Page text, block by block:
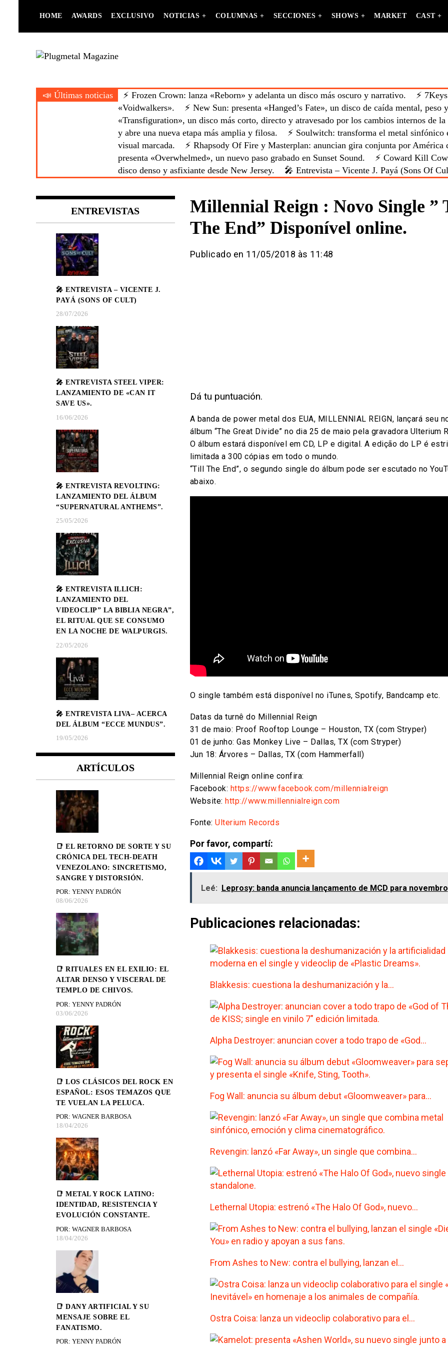
content
HOME AWARDS EXCLUSIVO NOTICIAS + COLUMNAS + SECCIONES + SHOWS + MARKET CAST +
Magazine
📣 Últimas noticias ⚡ Frozen Crown: lanza «Reborn» y adelanta un disco más oscuro y narrativo.
⚡
«Voidwalkers».
⚡ New Sun: presenta «Hanged’s Fate», un disco de caída mental, peso
«Transfiguration», un disco más corto, directo y atravesado por los cambios internos de la
y abre una nueva etapa más amplia y filosa.
⚡ Soulwitch: transforma el metal
visual marcada.
⚡ Rhapsody Of Fire y Masterplan: anuncian gira conjunta por
presenta «Overwhelmed», un nuevo paso grabado en Sunset Sound.
⚡ Coward Kill
disco denso y asfixiante desde New Jersey.
🎤 Entrevista – Vicente J. Payá (Sons Of
Millennial Reign : Novo Single ”
The End” Disponível online.
Publicado en 11/05/2018 às 11:48
Dá tu puntuación.
A banda de power metal dos EUA, MILLENNIAL REIGN, lançará seu
álbum “The Great Divide” no dia 25 de maio pela gravadora Ulterium
O álbum estará disponível em CD, LP e digital. A edição do LP é
limitada a 300 cópias em todo o mundo.
“Till The End”, o segundo single do álbum pode ser escutado no
abaixo.
O single também está disponível no iTunes, Spotify, Bandcamp etc.
Datas da turnê do Millennial Reign
31 de maio: Proof Rooftop Lounge – Houston, TX (com Stryper)
01 de junho: Gas Monkey Live – Dallas, TX (com Stryper)
Jun 18: Árvores – Dallas, TX (com Hammerfall)
Millennial Reign online confira:
Facebook: https://www.facebook.com/millennialreign
Website: http://www.millennialreign.com
Fonte: Ulterium Records
Por favor, compartí:
Leé: Leprosy: banda anuncia lançamento de MCD para novembro
Publicaciones relacionadas:
Blakkesis: cuestiona la deshumanización y la…
Alpha Destroyer: anuncian cover a todo trapo de «God…
Fog Wall: anuncia su álbum debut «Gloomweaver» para…
Revengin: lanzó «Far Away», un single que combina…
Lethernal Utopia: estrenó «The Halo Of God», nuevo…
From Ashes to New: contra el bullying, lanzan el…
Ostra Coisa: lanza un videoclip colaborativo para el…
ENTREVISTAS
🎤 ENTREVISTA – VICENTE J.
PAYÁ (SONS OF CULT)
28/07/2026
🎤 ENTREVISTA STEEL VIPER:
LANZAMIENTO DE «CAN IT
SAVE US».
16/06/2026
🎤 ENTREVISTA REVOLTING:
LANZAMIENTO DEL ÁLBUM
“SUPERNATURAL ANTHEMS”.
25/05/2026
🎤 ENTREVISTA ILLICH:
LANZAMIENTO DEL
VIDEOCLIP” LA BIBLIA NEGRA”,
EL RITUAL QUE SE CONSUMO
EN LA NOCHE DE WALPURGIS.
22/05/2026
🎤 ENTREVISTA LIVA– ACERCA
DEL ÁLBUM “ECCE MUNDUS”.
19/05/2026
ARTÍCULOS
📑 EL RETORNO DE SORTE Y SU
CRÓNICA DEL TECH-DEATH
VENEZOLANO: SINCRETISMO,
SANGRE Y DISTORSIÓN.
POR: YENNY PADRÓN
08/06/2026
📑 RITUALES EN EL EXILIO: EL
ALTAR DENSO Y VISCERAL DE
TEMPLO DE CHIVOS.
POR: YENNY PADRÓN
03/06/2026
📑 LOS CLÁSICOS DEL ROCK EN
ESPAÑOL: ESOS TEMAZOS QUE
TE VUELAN LA PELUCA.
POR: WAGNER BARBOSA
18/04/2026
📑 METAL Y ROCK LATINO:
IDENTIDAD, RESISTENCIA Y
EVOLUCIÓN CONSTANTE.
POR: WAGNER BARBOSA
18/04/2026
📑 DANY ARTIFICIAL Y SU
MENSAJE SOBRE EL
FANATISMO.
POR: YENNY PADRÓN